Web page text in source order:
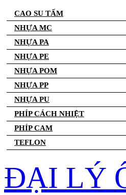
CAO SU TẤM
NHỰA MC
NHỰA PA
NHỰA PE
NHỰA POM
NHỰA PP
NHỰA PU
PHÍP CÁCH NHIỆT
PHÍP CAM
TEFLON
ĐẠI LÝ